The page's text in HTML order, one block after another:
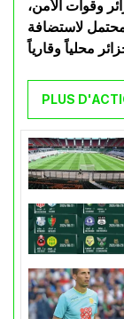
وقوات الأمن،
لاستضافة
PLUS